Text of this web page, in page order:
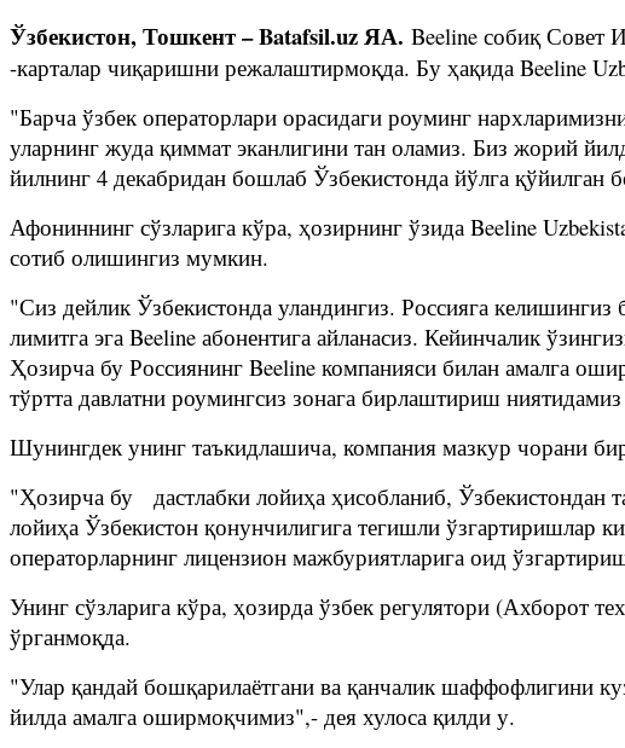
Ўзбекистон, Тошкент – Batafsil.uz ЯА. Beeline собиқ Совет
-карталар чиқаришни режалаштирмоқда. Бу ҳақида Beeline
"Барча ўзбек операторлари орасидаги роуминг
уларнинг жуда қиммат эканлигини тан оламиз. Биз жорий
йилнинг 4 декабридан бошлаб Ўзбекистонда йўлга қўйилган
Афониннинг сўзларига кўра, ҳозирнинг ўзида Beeline
сотиб олишингиз мумкин.
"Сиз дейлик Ўзбекистонда уландингиз. Россияга
лимитга эга Beeline абонентига айланасиз. Кейинчалик
Ҳозирча бу Россиянинг Beeline компанияси билан амалга
тўртта давлатни роумингсиз зонага бирлаштириш
Шунингдек унинг таъкидлашича, компания мазкур чорани
"Ҳозирча бу дастлабки лойиҳа ҳисобланиб, Ўзбекистондан
лойиҳа Ўзбекистон қонунчилигига тегишли ўзгартиришлар
операторларнинг лицензион мажбуриятларига оид
Унинг сўзларига кўра, ҳозирда ўзбек регулятори (Ахборот
ўрганмоқда.
"Улар қандай бошқарилаётгани ва қанчалик шаффофлигини
йилда амалга оширмоқчимиз",- дея хулоса қилди у.